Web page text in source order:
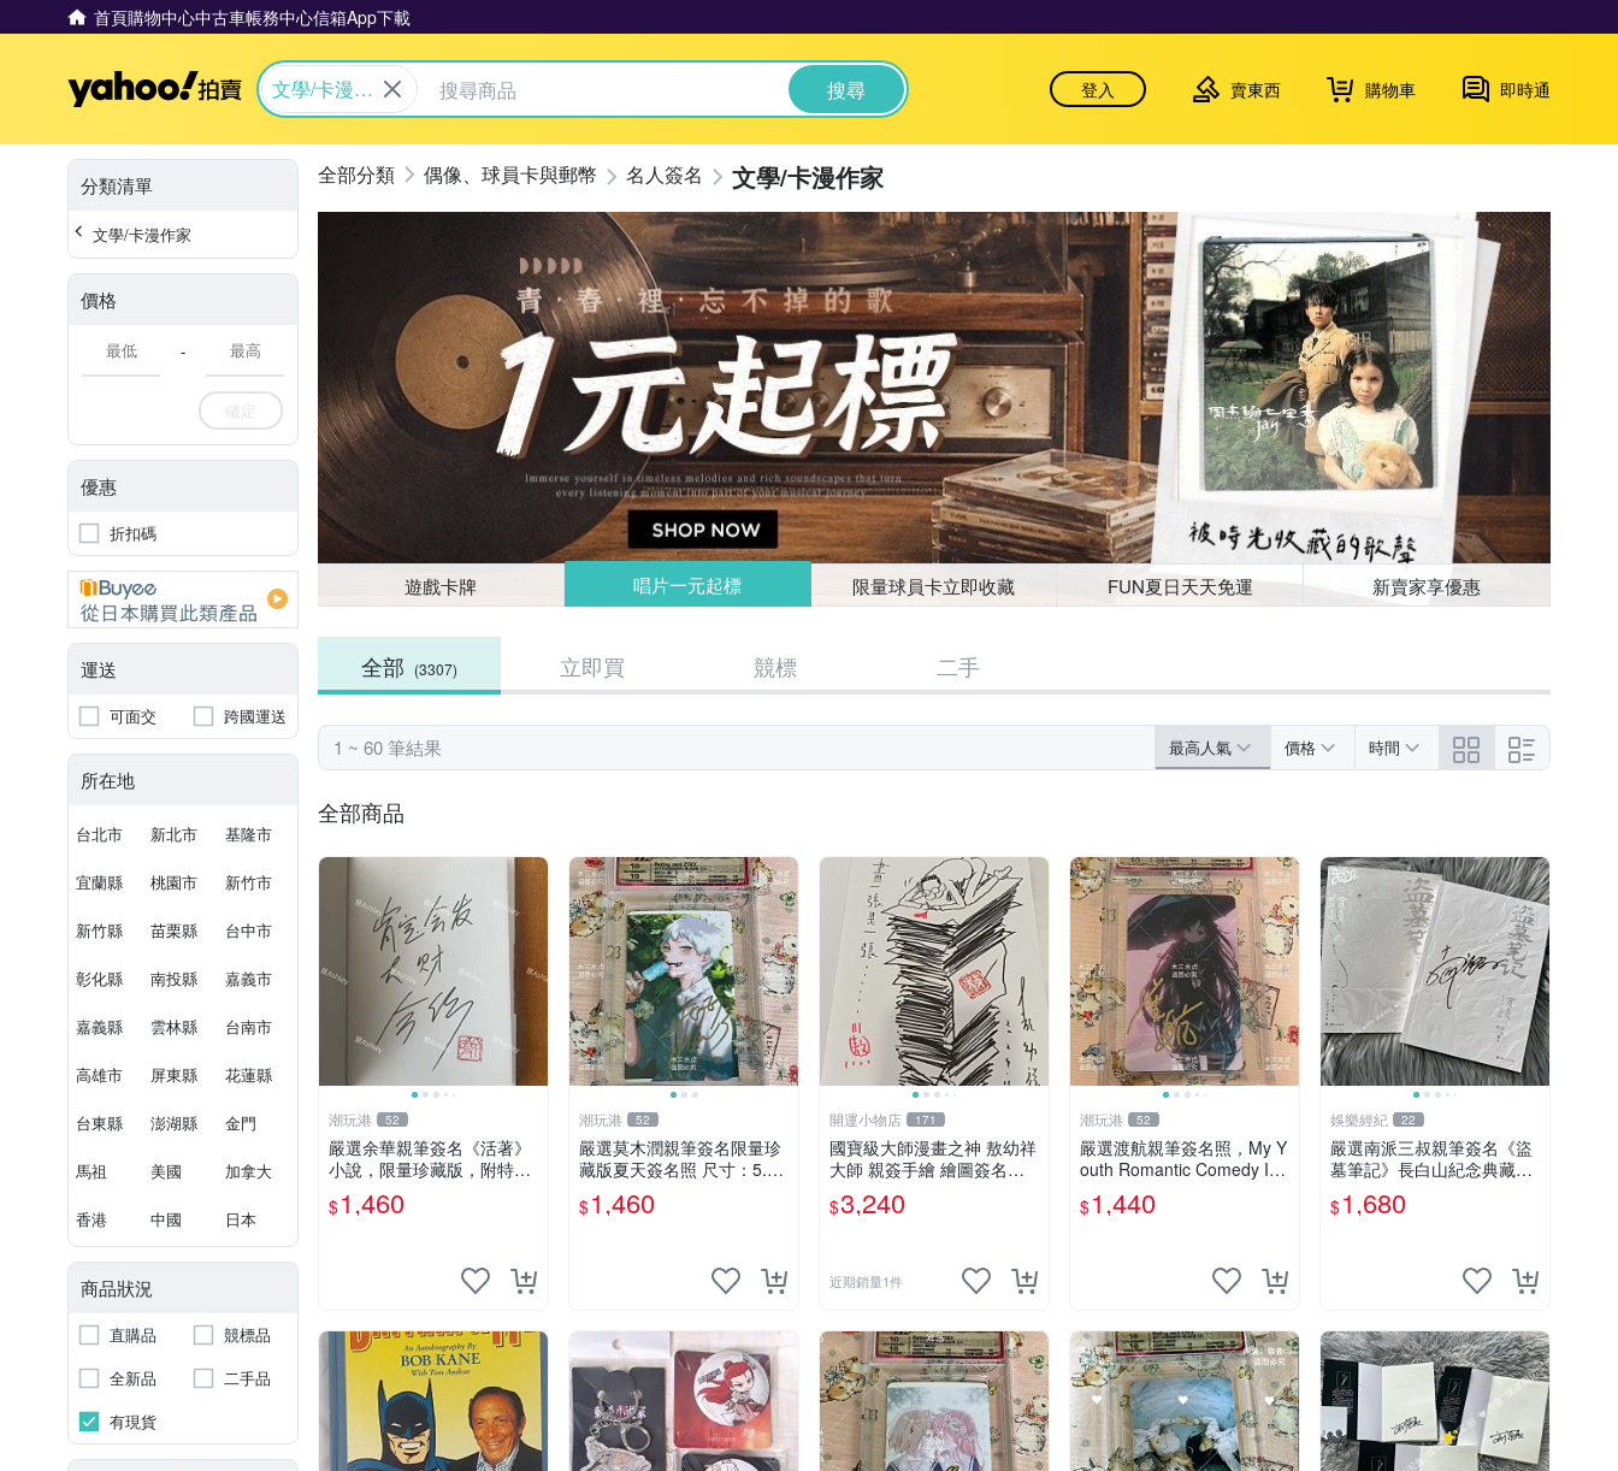
首頁購物中心中古車帳務中心信箱App下載
Yahoo拍賣
文學/卡漫作
搜尋 登入 賣東西 購物車 即時通
分類清單
文學/卡漫作家
價格
-
確定
優惠
折扣碼
運送
可面交 跨國運送
所在地
台北市 新北市 基隆市
宜蘭縣 桃園市 新竹市
新竹縣 苗栗縣 台中市
彰化縣 南投縣 嘉義市
嘉義縣 雲林縣 台南市
高雄市 屏東縣 花蓮縣
台東縣 澎湖縣 金門
馬祖 美國 加拿大
香港 中國 日本
商品狀況
直購品
競標品
全新品
二手品
有現貨
偶像、球員卡與郵幣 名人簽名 文學/卡漫作家
遊戲卡牌 唱片一元起標 限量球員卡立即收藏 FUN夏日天天免運 新賣家享優惠
全部 (3307) 立即買 競標 二手
1 ~ 60 筆結果 最高人氣 價格 時間
全部商品
潮玩港 52
嚴選余華親筆簽名《活著》
小說，限量珍藏版，附特有
印章。 活著 小說 簽名書
$1,460
潮玩港 52
嚴選莫木潤親筆簽名限量珍
藏版夏天簽名照 尺寸：5.5×
8.4公分 附原裝相框 推薦收
藏家必備 《光死去的夏天》
$1,460
開運小物店 171
國寶級大師漫畫之神 敖幼祥
大師 親簽手繪 繪圖簽名書
機會難得敖大師一輩子繪圖
創作多年有一句老師最金典
$3,240
近期銷量1件
潮玩港 52
嚴選渡航親筆簽名照，My Y
outh Romantic Comedy Is
Wrong限量收藏版 青春戀愛
物語 原創 漫畫周邊
$1,440
娛樂經紀 22
嚴選南派三叔親筆簽名《盜
墓筆記》長白山紀念典藏禮
盒，限量收藏必備 原著小說
定價 特別款
$1,680